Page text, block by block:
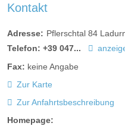
Kontakt
Adresse: Pflerschtal 84
Telefon: +39 047...
Fax: keine Angabe
Zur Karte
Zur Anfahrtsbeschreibung
Homepage: